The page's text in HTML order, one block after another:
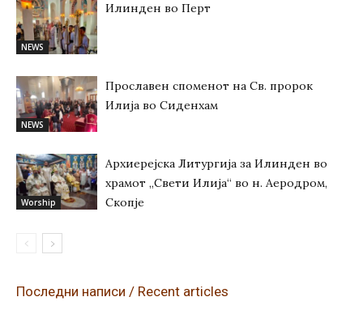
NEWS
Илинден во Перт
NEWS
Прославен споменот на Св. пророк
Илија во Сиденхам
Worship
Архиерејска Литургија за Илинден во
храмот „Свети Илија“ во н. Аеродром,
Скопје
Последни написи / Recent articles